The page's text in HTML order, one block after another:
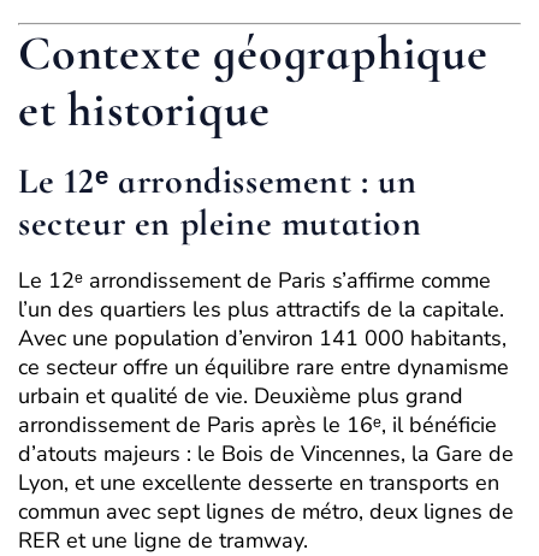
Contexte géographique
et historique
Le 12ᵉ arrondissement : un
secteur en pleine mutation
Le 12ᵉ arrondissement de Paris s’affirme comme
l’un des quartiers les plus attractifs de la capitale.
Avec une population d’environ 141 000 habitants,
ce secteur offre un équilibre rare entre dynamisme
urbain et qualité de vie. Deuxième plus grand
arrondissement de Paris après le 16ᵉ, il bénéficie
d’atouts majeurs : le Bois de Vincennes, la Gare de
Lyon, et une excellente desserte en transports en
commun avec sept lignes de métro, deux lignes de
RER et une ligne de tramway.